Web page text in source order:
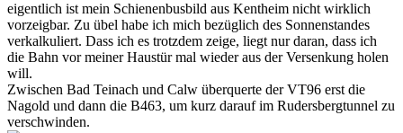
eigentlich ist mein Schienenbusbild aus Kentheim nicht wirklich
vorzeigbar. Zu übel habe ich mich bezüglich des Sonnenstandes
verkalkuliert. Dass ich es trotzdem zeige, liegt nur daran, dass ich
die Bahn vor meiner Haustür mal wieder aus der Versenkung holen
will.
Zwischen Bad Teinach und Calw überquerte der VT96 erst die
Nagold und dann die B463, um kurz darauf im Rudersbergtunnel zu
verschwinden.